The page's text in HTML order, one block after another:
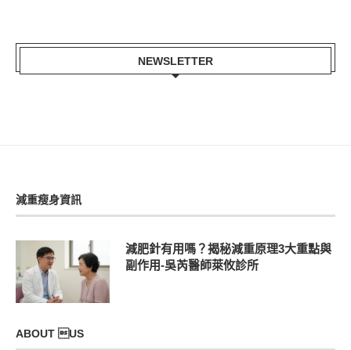
NEWSLETTER
減重瘦身資訊
減肥針有用嗎？揭秘減重原理3大重點與
副作用-吳芮醫師萊攸診所
ABOUT US